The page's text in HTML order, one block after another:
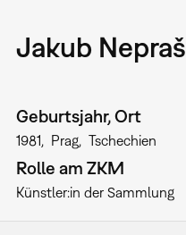
Jakub Nepraš
Geburtsjahr, Ort
1981 Prag Tschechien
Rolle am ZKM
Künstler:in der Sammlung